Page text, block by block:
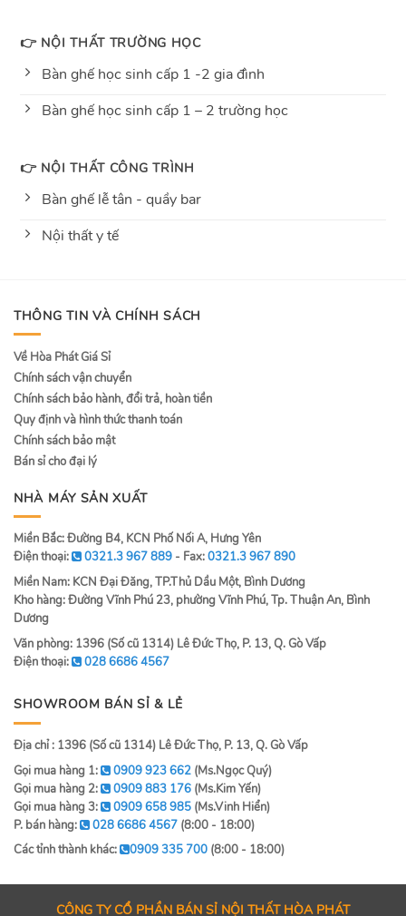
👉 NỘI THẤT TRƯỜNG HỌC
Bàn ghế học sinh cấp 1 -2 gia đình
Bàn ghế học sinh cấp 1 – 2 trường học
👉 NỘI THẤT CÔNG TRÌNH
Bàn ghế lễ tân - quầy bar
Nội thất y tế
THÔNG TIN VÀ CHÍNH SÁCH
Về Hòa Phát Giá Sỉ
Chính sách vận chuyển
Chính sách bảo hành, đổi trả, hoàn tiền
Quy định và hình thức thanh toán
Chính sách bảo mật
Bán sỉ cho đại lý
NHÀ MÁY SẢN XUẤT
Miền Bắc: Đường B4, KCN Phố Nối A, Hưng Yên
Điện thoại:
0321.3 967 889 - Fax:0321.3 967 890
Miền Nam: KCN Đại Đăng, TP.Thủ Dầu Một, Bình Dương
Kho hàng: Đường Vĩnh Phú 23, phường Vĩnh Phú, Tp. Thuận An, Bình
Dương
Văn phòng: 1396 (Số cũ 1314) Lê Đức Thọ, P. 13, Q. Gò Vấp
Điện thoại:
028 6686 4567
SHOWROOM BÁN SỈ & LẺ
Địa chỉ : 1396 (Số cũ 1314) Lê Đức Thọ, P. 13, Q. Gò Vấp
Gọi mua hàng 1:
0909 923 662 (Ms.Ngọc Quý)
Gọi mua hàng 2:
0909 883 176 (Ms.Kim Yến)
Gọi mua hàng 3:
0909 658 985 (Ms.Vinh Hiển)
P. bán hàng:
028 6686 4567 (8:00 - 18:00)
Các tỉnh thành khác:
0909 335 700 (8:00 - 18:00)
CÔNG TY CỔ PHẦN BÁN SỈ NỘI THẤT HÒA PHÁT